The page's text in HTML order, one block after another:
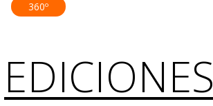
360º
EDICIONES